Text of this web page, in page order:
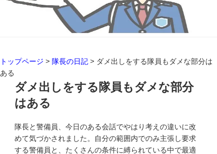
トップページ > 隊長の日記 > ダメ出しをする隊員もダメな部分は
ある
ダメ出しをする隊員もダメな部分
はある
隊長と警備員、今日のある会話でやはり考えの違いに改
めて気づかされました。自分の範囲内でのみ主張し要求
する警備員と、たくさんの条件に縛られている中で最適